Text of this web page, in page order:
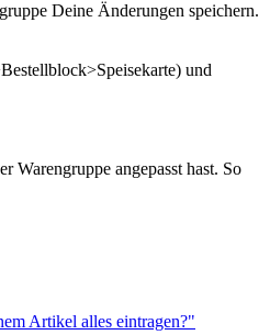
Deine Änderungen speichern.
und
angepasst hast. So
Artikel alles eintragen?"